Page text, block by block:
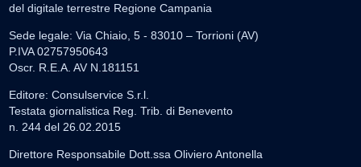
del digitale terrestre Regione Campania
Sede legale: Via Chiaio, 5 - 83010 – Torrioni (AV)
P.IVA 02757950643
Oscr. R.E.A. AV N.181151
Editore: Consulservice S.r.l.
Testata giornalistica Reg. Trib. di Benevento
n. 244 del 26.02.2015
Direttore Responsabile Dott.ssa Oliviero Antonella